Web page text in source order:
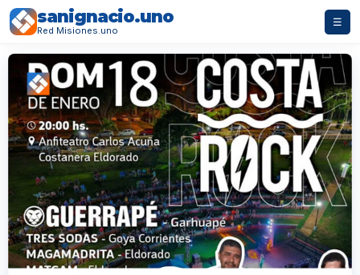
sanignacio.uno
Red Misiones.uno
☰